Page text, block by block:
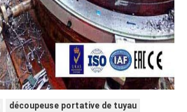
découpeuse portative de tuyau